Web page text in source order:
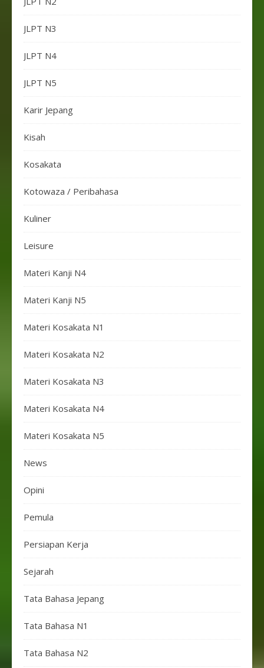
JLPT N3
JLPT N4
JLPT N5
Karir Jepang
Kisah
Kosakata
Kotowaza / Peribahasa
Kuliner
Leisure
Materi Kanji N4
Materi Kanji N5
Materi Kosakata N1
Materi Kosakata N2
Materi Kosakata N3
Materi Kosakata N4
Materi Kosakata N5
News
Opini
Pemula
Persiapan Kerja
Sejarah
Tata Bahasa Jepang
Tata Bahasa N1
Tata Bahasa N2